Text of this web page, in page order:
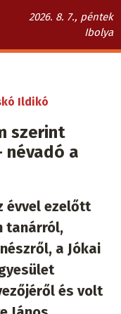
2026. 8. 7., péntek
Ibolya
Ildikó
szerint
a
évvel ezelőtt
tanárról,
a Jókai
és volt